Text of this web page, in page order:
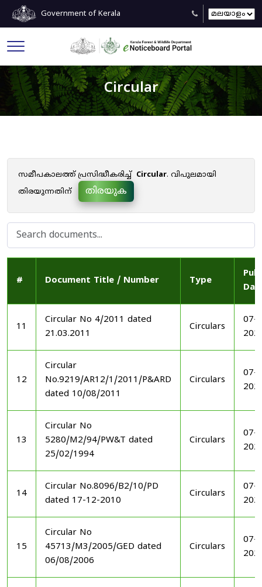
Government of Kerala
Circular
സമീപകാലത്ത് പ്രസിദ്ധീകരിച്ച് Circular. വിപുലമായി
തിരയുന്നതിന്
തിരയുക
# Document Title / Number Type
11
Circular No 4/2011 dated
21.03.2011
Circulars
07-
12
Circular
No.9219/AR12/1/2011/P&ARD
dated 10/08/2011
Circulars
07-
13
Circular No
5280/M2/94/PW&T dated
25/02/1994
Circulars
07-
14
Circular No.8096/B2/10/PD
dated 17-12-2010
Circulars
07-
15
Circular No
45713/M3/2005/GED dated
06/08/2006
Circulars
07-